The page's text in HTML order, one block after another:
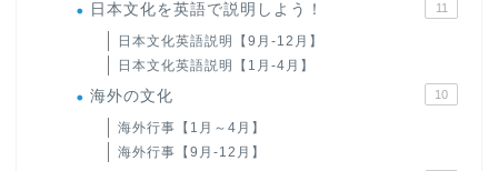
日本文化を英語で説明しよう！ 11
日本文化英語説明【9月-12月】
日本文化英語説明【1月-4月】
海外の文化 10
海外行事【1月～4月】
海外行事【9月-12月】